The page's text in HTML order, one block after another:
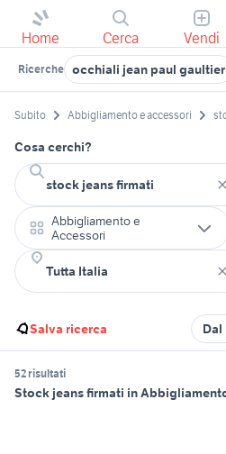
Home Cerca Vendi
Ricerche occhiali jean paul gaultier
Subito Abbigliamento e accessori
Cosa cerchi?
Abbigliamento e
Accessori
Salva ricerca
52 risultati
Stock jeans firmati in